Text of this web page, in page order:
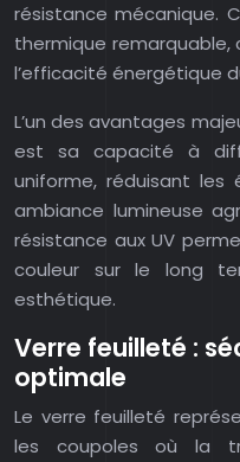
résistance mécanique.
thermique
l’efficacité énergétique
L’un des avantages
est sa capacité à
uniforme, réduisant les
ambiance lumineuse
résistance aux UV
couleur sur le long
esthétique.
Verre feuilleté :
optimale
Le verre feuilleté
les coupoles où la